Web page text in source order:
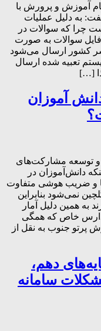
آموزش و پرورش با
به دلیل عملیات
چرا که سوالات در
سوالات به صورت
کشور ارسال می‌شود
تعبیه شده ارسال
[…]
آموزان
و توسعه مشارکت‌های
دانش‌آموزان در
و ضریب هوشی متفاوت
نمی‌شود بنابراین
به همین دلیل آمار
مدارس خاص که همگی
پرتو جنوب به نقل از
دهم،
سامانه